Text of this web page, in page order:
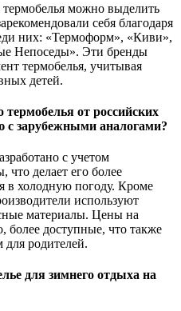
можно выделить
себя благодаря
них: «Термоформ», «Киви»,
Непоседы». Эти бренды
термобелья, учитывая
детей.
от российских
с зарубежными аналогами?
с учетом
что делает его более
в холодную погоду. Кроме
используют
материалы. Цены на
доступные, что также
для родителей.
для зимнего отдыха на